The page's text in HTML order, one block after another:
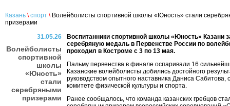
Казань \ спорт \Волейболисты спортивной школы «Юность» стали
призерами
31.05.26
Волейболисты
спортивной
школы
«Юность»
стали
серебряными
призерами
Воспитанники спортивной школы «Юность» Казани
серебряную медаль в Первенстве России по
проходил в Костроме с 3 по 13 мая.
Пальму первенства в финале оспаривали 16
Казанские волейболисты добились достойного
руководством опытного наставника Даниса Сабитова,
комитете физической культуры и спорта.
Ранее сообщалось, что команда казанских гребцов